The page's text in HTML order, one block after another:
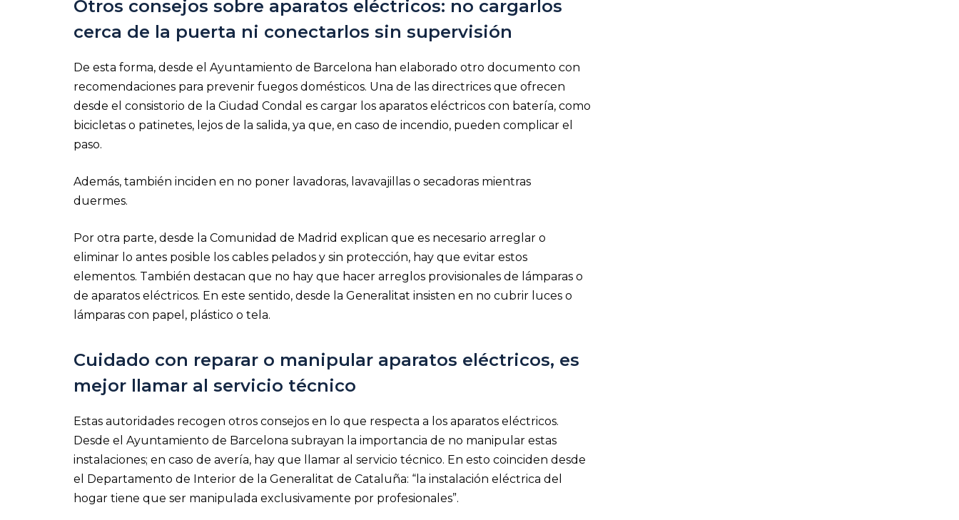
Otros consejos sobre aparatos eléctricos: no cargarlos
cerca de la puerta ni conectarlos sin supervisión
De esta forma, desde el Ayuntamiento de Barcelona han elaborado otro documento con
recomendaciones para prevenir fuegos domésticos. Una de las directrices que ofrecen
desde el consistorio de la Ciudad Condal es cargar los aparatos eléctricos con batería, como
bicicletas o patinetes, lejos de la salida, ya que, en caso de incendio, pueden complicar el
paso.
Además, también inciden en no poner lavadoras, lavavajillas o secadoras mientras
duermes.
Por otra parte, desde la Comunidad de Madrid explican que es necesario arreglar o
eliminar lo antes posible los cables pelados y sin protección, hay que evitar estos
elementos. También destacan que no hay que hacer arreglos provisionales de lámparas o
de aparatos eléctricos. En este sentido, desde la Generalitat insisten en no cubrir luces o
lámparas con papel, plástico o tela.
Cuidado con reparar o manipular aparatos eléctricos, es
mejor llamar al servicio técnico
Estas autoridades recogen otros consejos en lo que respecta a los aparatos eléctricos.
Desde el Ayuntamiento de Barcelona subrayan la importancia de no manipular estas
instalaciones; en caso de avería, hay que llamar al servicio técnico. En esto coinciden desde
el Departamento de Interior de la Generalitat de Cataluña: “la instalación eléctrica del
hogar tiene que ser manipulada exclusivamente por profesionales”.